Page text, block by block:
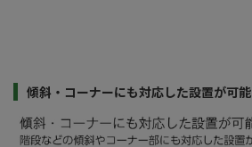
傾斜・コーナーにも対応した設置が可能